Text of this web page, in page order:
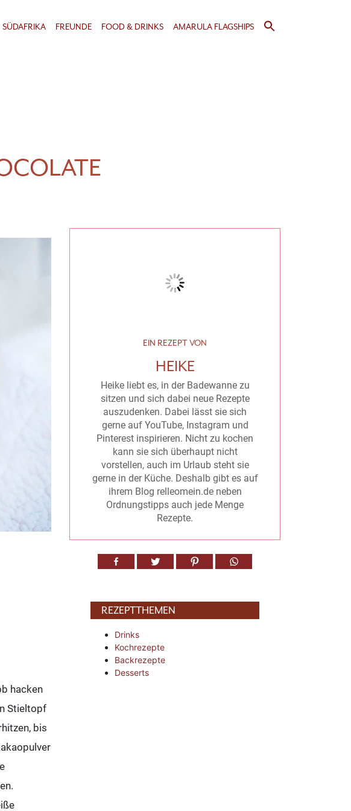
SÜDAFRIKA FREUNDE FOOD & DRINKS AMARULA FLAGSHIPS
hacken
Stieltopf
bis
EIN REZEPT VON
HEIKE
Heike liebt es, in der Badewanne zu
sitzen und sich dabei neue Rezepte
auszudenken. Dabei lässt sie sich
gerne auf YouTube, Instagram und
Pinterest inspirieren. Nicht zu kochen
kann sie sich überhaupt nicht
vorstellen, auch im Urlaub steht sie
gerne in der Küche. Deshalb gibt es auf
ihrem Blog relleomein.de neben
Ordnungstipps auch jede Menge
Rezepte.
REZEPTTHEMEN
Drinks
Kochrezepte
Backrezepte
Desserts